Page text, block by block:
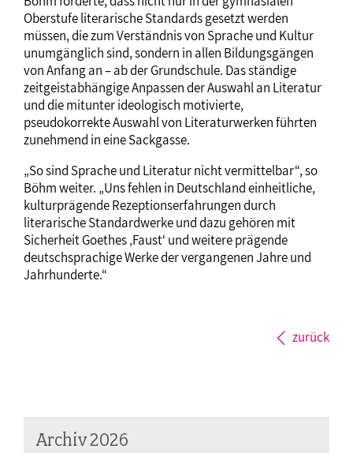
Oberstufe literarische Standards gesetzt werden
müssen, die zum Verständnis von Sprache und Kultur
unumgänglich sind, sondern in allen Bildungsgängen
von Anfang an – ab der Grundschule. Das ständige
zeitgeistabhängige Anpassen der Auswahl an Literatur
und die mitunter ideologisch motivierte,
pseudokorrekte Auswahl von Literaturwerken führten
zunehmend in eine Sackgasse.
„So sind Sprache und Literatur nicht vermittelbar“, so
Böhm weiter. „Uns fehlen in Deutschland einheitliche,
kulturprägende Rezeptionserfahrungen durch
literarische Standardwerke und dazu gehören mit
Sicherheit Goethes ‚Faust‘ und weitere prägende
deutschsprachige Werke der vergangenen Jahre und
Jahrhunderte.“
zurück
Archiv 2026